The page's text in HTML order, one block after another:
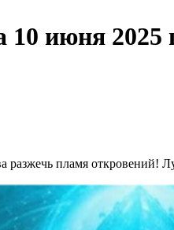
июня 2025
разжечь пламя откровений!